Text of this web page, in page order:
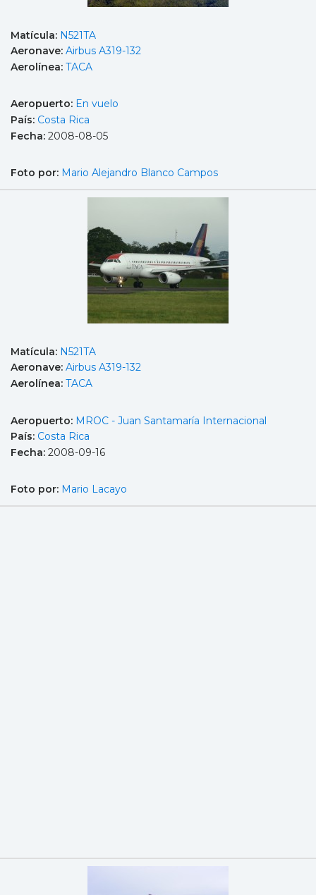
Matícula: N521TA
Aeronave: Airbus A319-132
Aerolínea: TACA
Aeropuerto: En vuelo
País: Costa Rica
Fecha: 2008-08-05
Foto por: Mario Alejandro Blanco Campos
Matícula: N521TA
Aeronave: Airbus A319-132
Aerolínea: TACA
Aeropuerto: MROC - Juan Santamaría Internacional
País: Costa Rica
Fecha: 2008-09-16
Foto por: Mario Lacayo